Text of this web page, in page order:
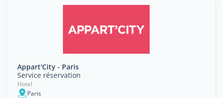
Appart'City - Paris
Service réservation
Hotel
Paris